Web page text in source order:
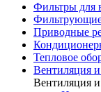
Фильтры для
Приводные
Тепловое
Вентиляция
Вентиляция